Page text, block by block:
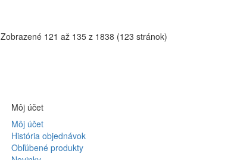
Zobrazené 121 až 135 z 1838 (123 stránok)
Môj účet
Môj účet
História objednávok
Obľúbené produkty